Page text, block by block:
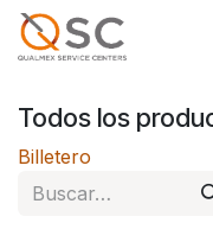
Ir al contenido
Todos los
Billetero